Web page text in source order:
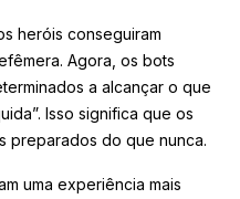
heróis conseguiram
Agora, os bots
a alcançar o que
Isso significa que os
preparados do que nunca.
uma experiência mais